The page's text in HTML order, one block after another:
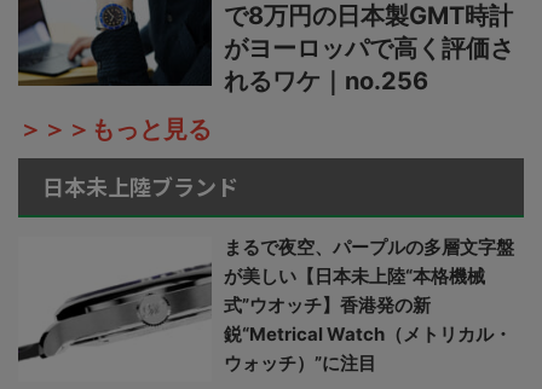
で8万円の日本製GMT時計
がヨーロッパで高く評価さ
れるワケ｜no.256
＞＞＞もっと見る
日本未上陸ブランド
まるで夜空、パープルの多層文字盤
が美しい【日本未上陸“本格機械
式”ウオッチ】香港発の新
鋭“Metrical Watch（メトリカル・
ウォッチ）”に注目